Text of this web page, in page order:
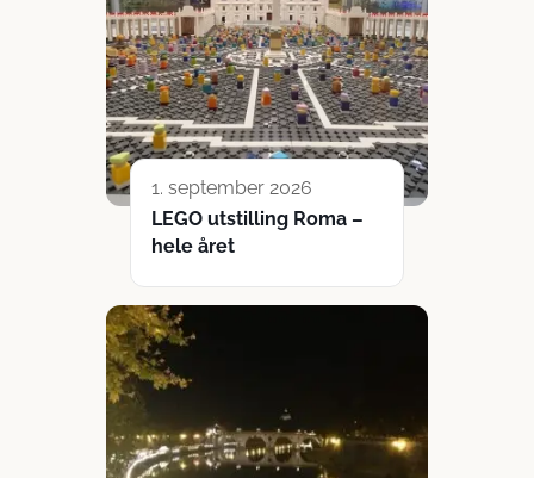
1. september 2026
LEGO utstilling Roma –
hele året